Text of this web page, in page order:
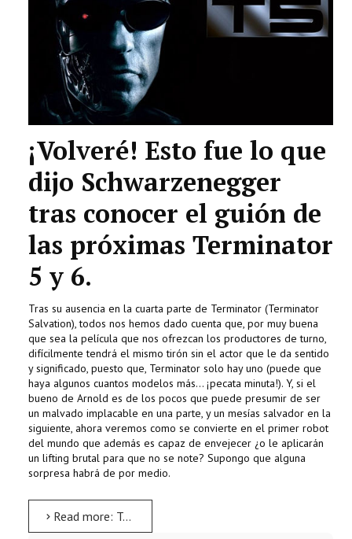
¡Volveré! Esto fue lo que
dijo Schwarzenegger
tras conocer el guión de
las próximas Terminator
5 y 6.
Tras su ausencia en la cuarta parte de Terminator (Terminator
Salvation), todos nos hemos dado cuenta que, por muy buena
que sea la película que nos ofrezcan los productores de turno,
difícilmente tendrá el mismo tirón sin el actor que le da sentido
y significado, puesto que, Terminator solo hay uno (puede que
haya algunos cuantos modelos más... ¡pecata minuta!). Y, si el
bueno de Arnold es de los pocos que puede presumir de ser
un malvado implacable en una parte, y un mesías salvador en la
siguiente, ahora veremos como se convierte en el primer robot
del mundo que además es capaz de envejecer ¿o le aplicarán
un lifting brutal para que no se note? Supongo que alguna
sorpresa habrá de por medio.
Read more: Teminator 5 y 6, ¿Con Schwarzenegger?